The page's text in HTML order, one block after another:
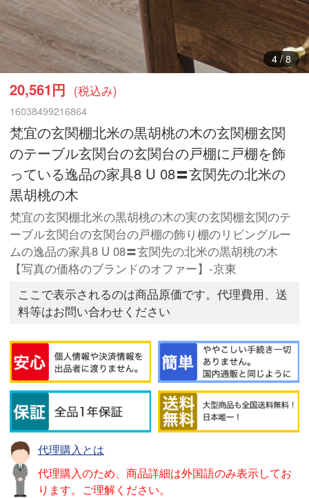
4/8
20,561円 (税込み)
16038499216864
梵宜の玄関棚北米の黒胡桃の木の玄関棚玄関
のテーブル玄関台の玄関台の戸棚に戸棚を飾
っている逸品の家具8 U 08〓玄関先の北米の
黒胡桃の木
梵宜の玄関棚北米の黒胡桃の木の実の玄関棚玄関のテ
ーブル玄関台の玄関台の戸棚の飾り棚のリビングルー
ムの逸品の家具8 U 08〓玄関先の北米の黒胡桃の木
【写真の価格のブランドのオファー】-京東
ここで表示されるのは商品原価です。代理費用、送
料等はお問い合わせください
代理購入とは
代理購入のため、商品詳細は外国語のみ表示してお
ります。ご理解ください。